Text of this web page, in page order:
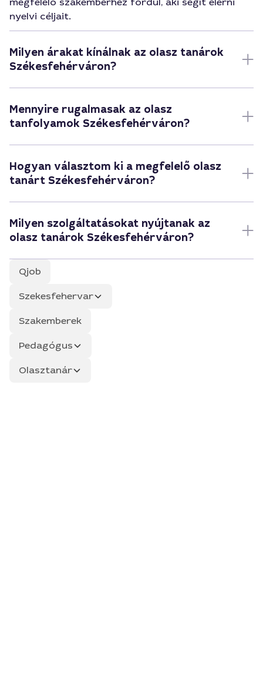
nyelvi céljait.
Milyen árakat kínálnak az olasz tanárok
Székesfehérváron?
Mennyire rugalmasak az olasz
tanfolyamok Székesfehérváron?
Hogyan választom ki a megfelelő olasz
tanárt Székesfehérváron?
Milyen szolgáltatásokat nyújtanak az
olasz tanárok Székesfehérváron?
Qjob
Szekesfehervar
Szakemberek
Pedagógus
Olasztanár